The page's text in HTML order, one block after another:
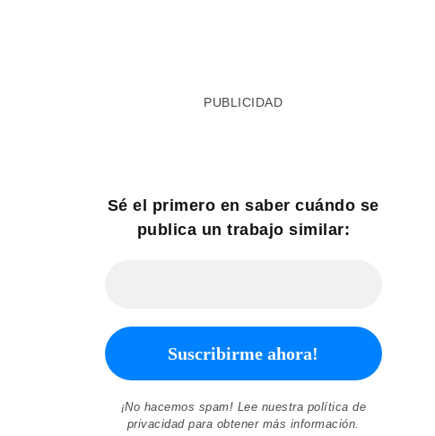
PUBLICIDAD
Sé el primero en saber cuándo se
publica un trabajo similar:
¡No hacemos spam! Lee nuestra política de
privacidadpara obtener más información.